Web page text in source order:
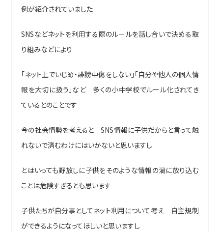
例が紹介されていました
SNSなどネットを利用する際のルールを話し合いで決める取
り組みなどにより
「ネット上でいじめ・誹謗中傷をしない」「自分や他人の個人情
報を大切に扱う」など 多くの小中学校でルール化されてき
ているとのことです
今の社会情勢を考えると SNS情報に子供だからと言って触
れないで済むわけにはいかないと思いますし
とはいっても野放しに子供をそのような情報の渦に放り込む
ことは危険すぎるとも思います
子供たちが自分事としてネット利用について考え 自主規制
ができるようになってほしいと思いますし